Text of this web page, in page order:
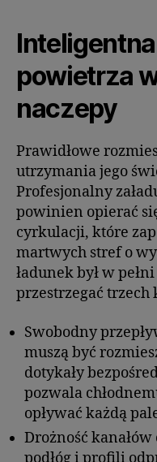
powietrza
naczepy
Prawidłowe
utrzymania jego
Profesjonalny
powinien opierać
cyrkulacji, które
martwych stref o
ładunek był w
przestrzegać
Swobodny
muszą być
dotykały
pozwala
opływać każdą
Drożność kanałów
podłóg i profili